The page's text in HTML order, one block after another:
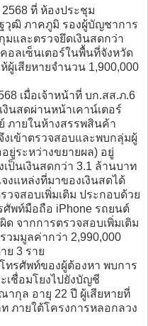
ที่ ห้องประชุม
วุฒิ ภาคภูมิ รองผู้บัญชาการ
และตรวจยึดเงินสดกว่า
อลเซ็นเตอร์ในพื้นที่จังหวัด
เสียหายจำนวน 1,900,000
เมื่อเจ้าหน้าที่ บก.สส.ภ.6
นสดผ่านหน้าเคาน์เตอร์
ภายในห้างสรรพสินค้า
เข้าตรวจสอบและพบกลุ่มผู้
ยู่ระหว่างขยายผล) อยู่
ป็นเงินสดกว่า 3.1 ล้านบาท
งแหล่งที่มาของเงินสดได้
วจสอบเพิ่มเติม ประกอบด้วย
ศัพท์มือถือ iPhone รถยนต์
จากการตรวจสอบเพิ่มเติม
วมมูลค่ากว่า 2,990,000
ย 3 ราย
ทรศัพท์ของผู้ต้องหา พบการ
เชื่อมโยงไปยังบัญชี
กุล อายุ 22 ปี ผู้เสียหายที่
ภายใต้โครงการหลอกลวง